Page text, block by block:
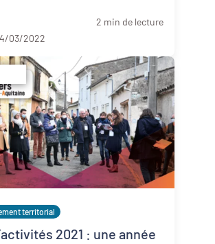
2 min de lecture
03/2022
territorial
2021 : une année